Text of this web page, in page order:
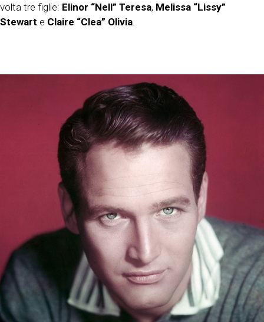
volta tre figlie: Elinor “Nell” Teresa, Melissa “Lissy”
Stewart e Claire “Clea” Olivia